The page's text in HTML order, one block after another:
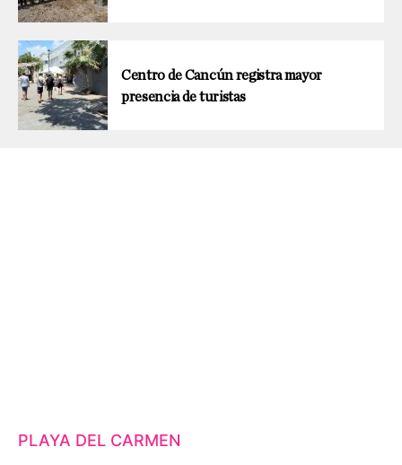
Centro de Cancún registra mayor
presencia de turistas
PLAYA DEL CARMEN